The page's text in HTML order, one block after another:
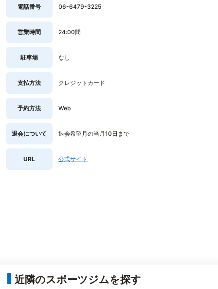
電話番号 06-6479-3225
営業時間 24:00間
駐車場 なし
支払方法 クレジットカード
予約方法 Web
退会について 退会希望月の当月10日まで
URL 公式サイト
近隣のスポーツジムを探す